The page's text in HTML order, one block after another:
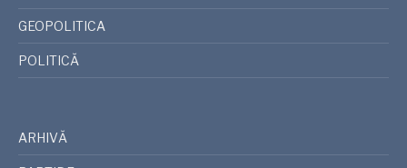
GEOPOLITICA
POLITICĂ
ARHIVĂ